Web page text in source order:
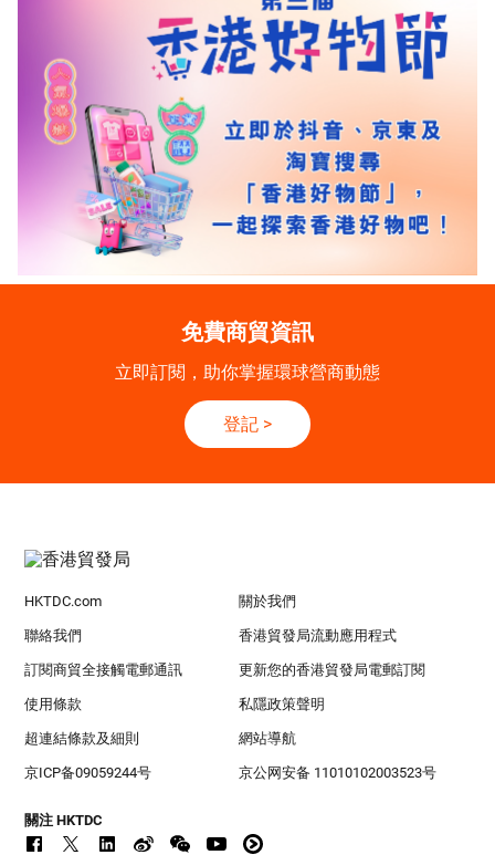
免費商貿資訊
立即訂閱，助你掌握環球營商動態
登記 >
HKTDC.com 關於我們
聯絡我們 香港貿發局流動應用程式
訂閱商貿全接觸電郵通訊 更新您的香港貿發局電郵訂閱
使用條款 私隱政策聲明
超連結條款及細則 網站導航
京ICP备09059244号 京公网安备 11010102003523号
關注 HKTDC